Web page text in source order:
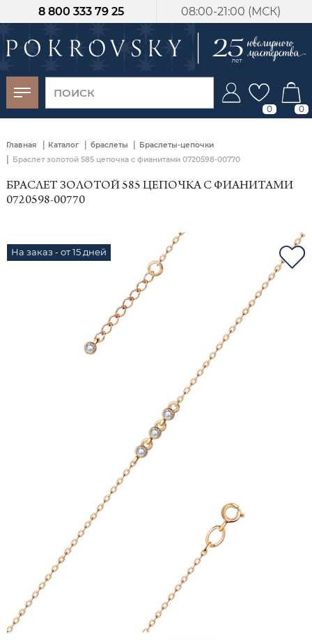
08:00-21:00 (МСК)
8 800 333 79 25
0 0
Главная | Каталог | браслеты | Браслеты-цепочки
| Браслет золотой 585 цепочка с фианитами 0720598-00770
БРАСЛЕТ ЗОЛОТОЙ 585 ЦЕПОЧКА С ФИАНИТАМИ
0720598-00770
На заказ - от 15 дней
-30%
от 15 дней с
момента оплаты